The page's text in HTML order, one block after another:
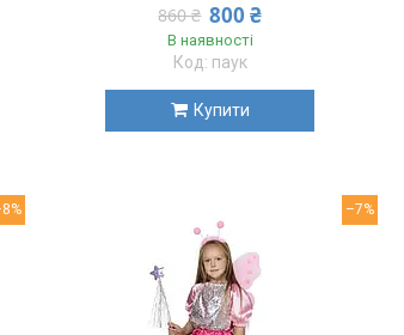
860 ₴ 800 ₴
В наявності
паук
Купити
–7%